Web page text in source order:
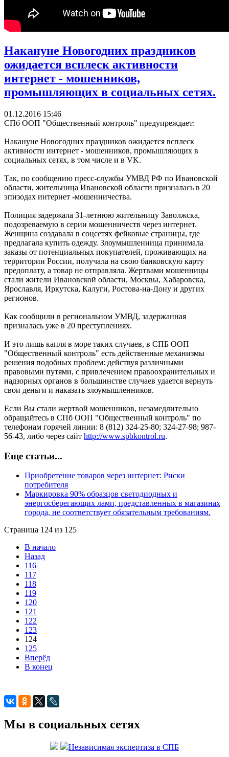
Накануне Новогодних праздников
ожидается всплеск активности
интернет - мошенников,
промышляющих в социальных сетях.
01.12.2016 15:46
СПб ООП "Общественный контроль" предупреждает:
Накануне Новогодних праздников ожидается всплеск
активности интернет - мошенников, промышляющих в
социальных сетях, в том числе и в VK.
Так, по сообщению пресс-службы УМВД РФ по Ивановской
области, жительница Ивановской области призналась в 20
эпизодах интернет -мошенничества.
Полиция задержала 31-летнюю жительницу Заволжска,
подозреваемую в серии мошенничеств через интернет.
Женщина создавала в соцсетях фейковые страницы, где
предлагала купить одежду. Злоумышленница принимала
заказы от потенциальных покупателей, проживающих на
территории России, получала на свою банковскую карту
предоплату, а товар не отправляла. Жертвами мошенницы
стали жители Ивановской области, Москвы, Хабаровска,
Ярославля, Иркутска, Калуги, Ростова-на-Дону и других
регионов.
Как сообщили в региональном УМВД, задержанная
призналась уже в 20 преступлениях.
И это лишь капля в море таких случаев, в СПБ ООП
"Общественный контроль" есть действенные механизмы
решения подобных проблем: действуя различными
правовыми путями, с привлечением правоохранительных и
надзорных органов в большинстве случаев удается вернуть
свои деньги и наказать злоумышленников.
Если Вы стали жертвой мошенников, незамедлительно
обращайтесь в СПб ООП "Общественный контроль" по
телефонам горячей линии: 8 (812) 324-25-80; 324-27-98; 987-
56-43, либо через сайт http://www.spbkontrol.ru.
Еще статьи...
Приобретение товаров через интернет: Риски
потребителя
Маркировка 90% образцов светодиодных и
энергосберегающих ламп, представленных в магазинах
города, не соответствует обязательным требованиям.
Страница 124 из 125
В начало
Назад
116
117
118
119
120
121
122
123
124
125
Вперёд
В конец
Мы в социальных сетях
Независимая экспертиза в СПБ